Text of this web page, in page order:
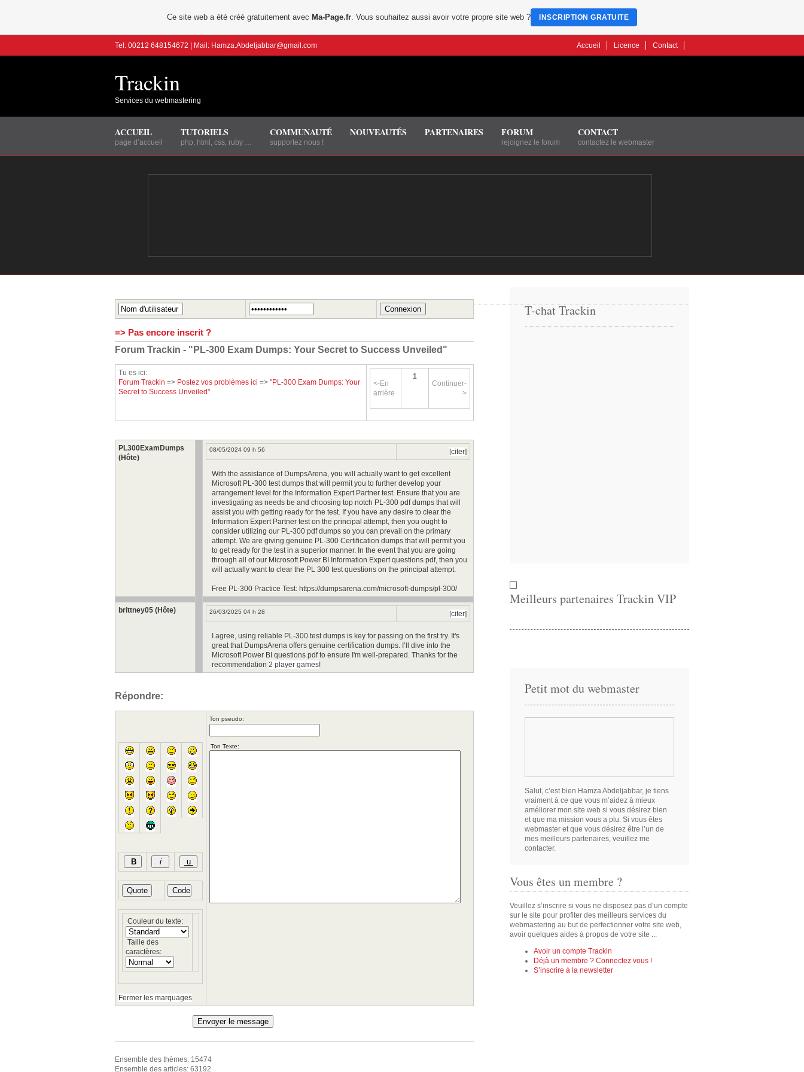
Tel: 00212 648154672 | Mail: Hamza.Abdeljabbar@gmail.com Accueil Licence Contact
Trackin
Services du webmastering
ACCUEIL
page d’accueil
TUTORIELS
php, html, css, ruby …
COMMUNAUTÉ
supportez nous !
NOUVEAUTÉS PARTENAIRES FORUM
rejoignez le forum
CONTACT
contactez le webmaster
=> Pas encore inscrit ?
Forum Trackin - "PL-300 Exam Dumps: Your Secret to Success Unveiled"
Tu es ici:
Forum Trackin => Postez vos problèmes ici => "PL-300 Exam Dumps: Your
Secret to Success Unveiled"
<-En
arrière
1
Continuer-
>
PL300ExamDumps
(Hôte)
08/05/2024 09 h 56 [citer]
With the assistance of DumpsArena, you will actually want to get excellent
Microsoft PL-300 test dumps that will permit you to further develop your
arrangement level for the Information Expert Partner test. Ensure that you are
investigating as needs be and choosing top notch PL-300 pdf dumps that will
assist you with getting ready for the test. If you have any desire to clear the
Information Expert Partner test on the principal attempt, then you ought to
consider utilizing our PL-300 pdf dumps so you can prevail on the primary
attempt. We are giving genuine PL-300 Certification dumps that will permit you
to get ready for the test in a superior manner. In the event that you are going
through all of our Microsoft Power BI Information Expert questions pdf, then you
will actually want to clear the PL 300 test questions on the principal attempt.
Free PL-300 Practice Test: https://dumpsarena.com/microsoft-dumps/pl-300/
brittney05 (Hôte) 26/03/2025 04 h 28 [citer]
I agree, using reliable PL-300 test dumps is key for passing on the first try. It's
great that DumpsArena offers genuine certification dumps. I’ll dive into the
Microsoft Power BI questions pdf to ensure I'm well-prepared. Thanks for the
recommendation 2 player games!
Répondre:
Ton pseudo:
Couleur du texte:
Taille des
caractères:
Fermer les marquages
Ensemble des thèmes: 15474
Ensemble des articles: 63192
T-chat Trackin
Meilleurs partenaires Trackin VIP
Petit mot du webmaster
Salut, c’est bien Hamza Abdeljabbar, je tiens
vraiment à ce que vous m’aidez à mieux
améliorer mon site web si vous désirez bien
et que ma mission vous a plu. Si vous êtes
webmaster et que vous désirez être l’un de
mes meilleurs partenaires, veuillez me
contacter.
Vous êtes un membre ?
Veuillez s’inscrire si vous ne disposez pas d’un compte
sur le site pour profiter des meilleurs services du
webmastering au but de perfectionner votre site web,
avoir quelques aides à propos de votre site ...
Avoir un compte Trackin
Déjà un membre ? Connectez vous !
S’inscrire à la newsletter
Ce site web a été créé gratuitement avec Ma-Page.fr. Vous souhaitez aussi avoir votre propre site web ? INSCRIPTION GRATUITE